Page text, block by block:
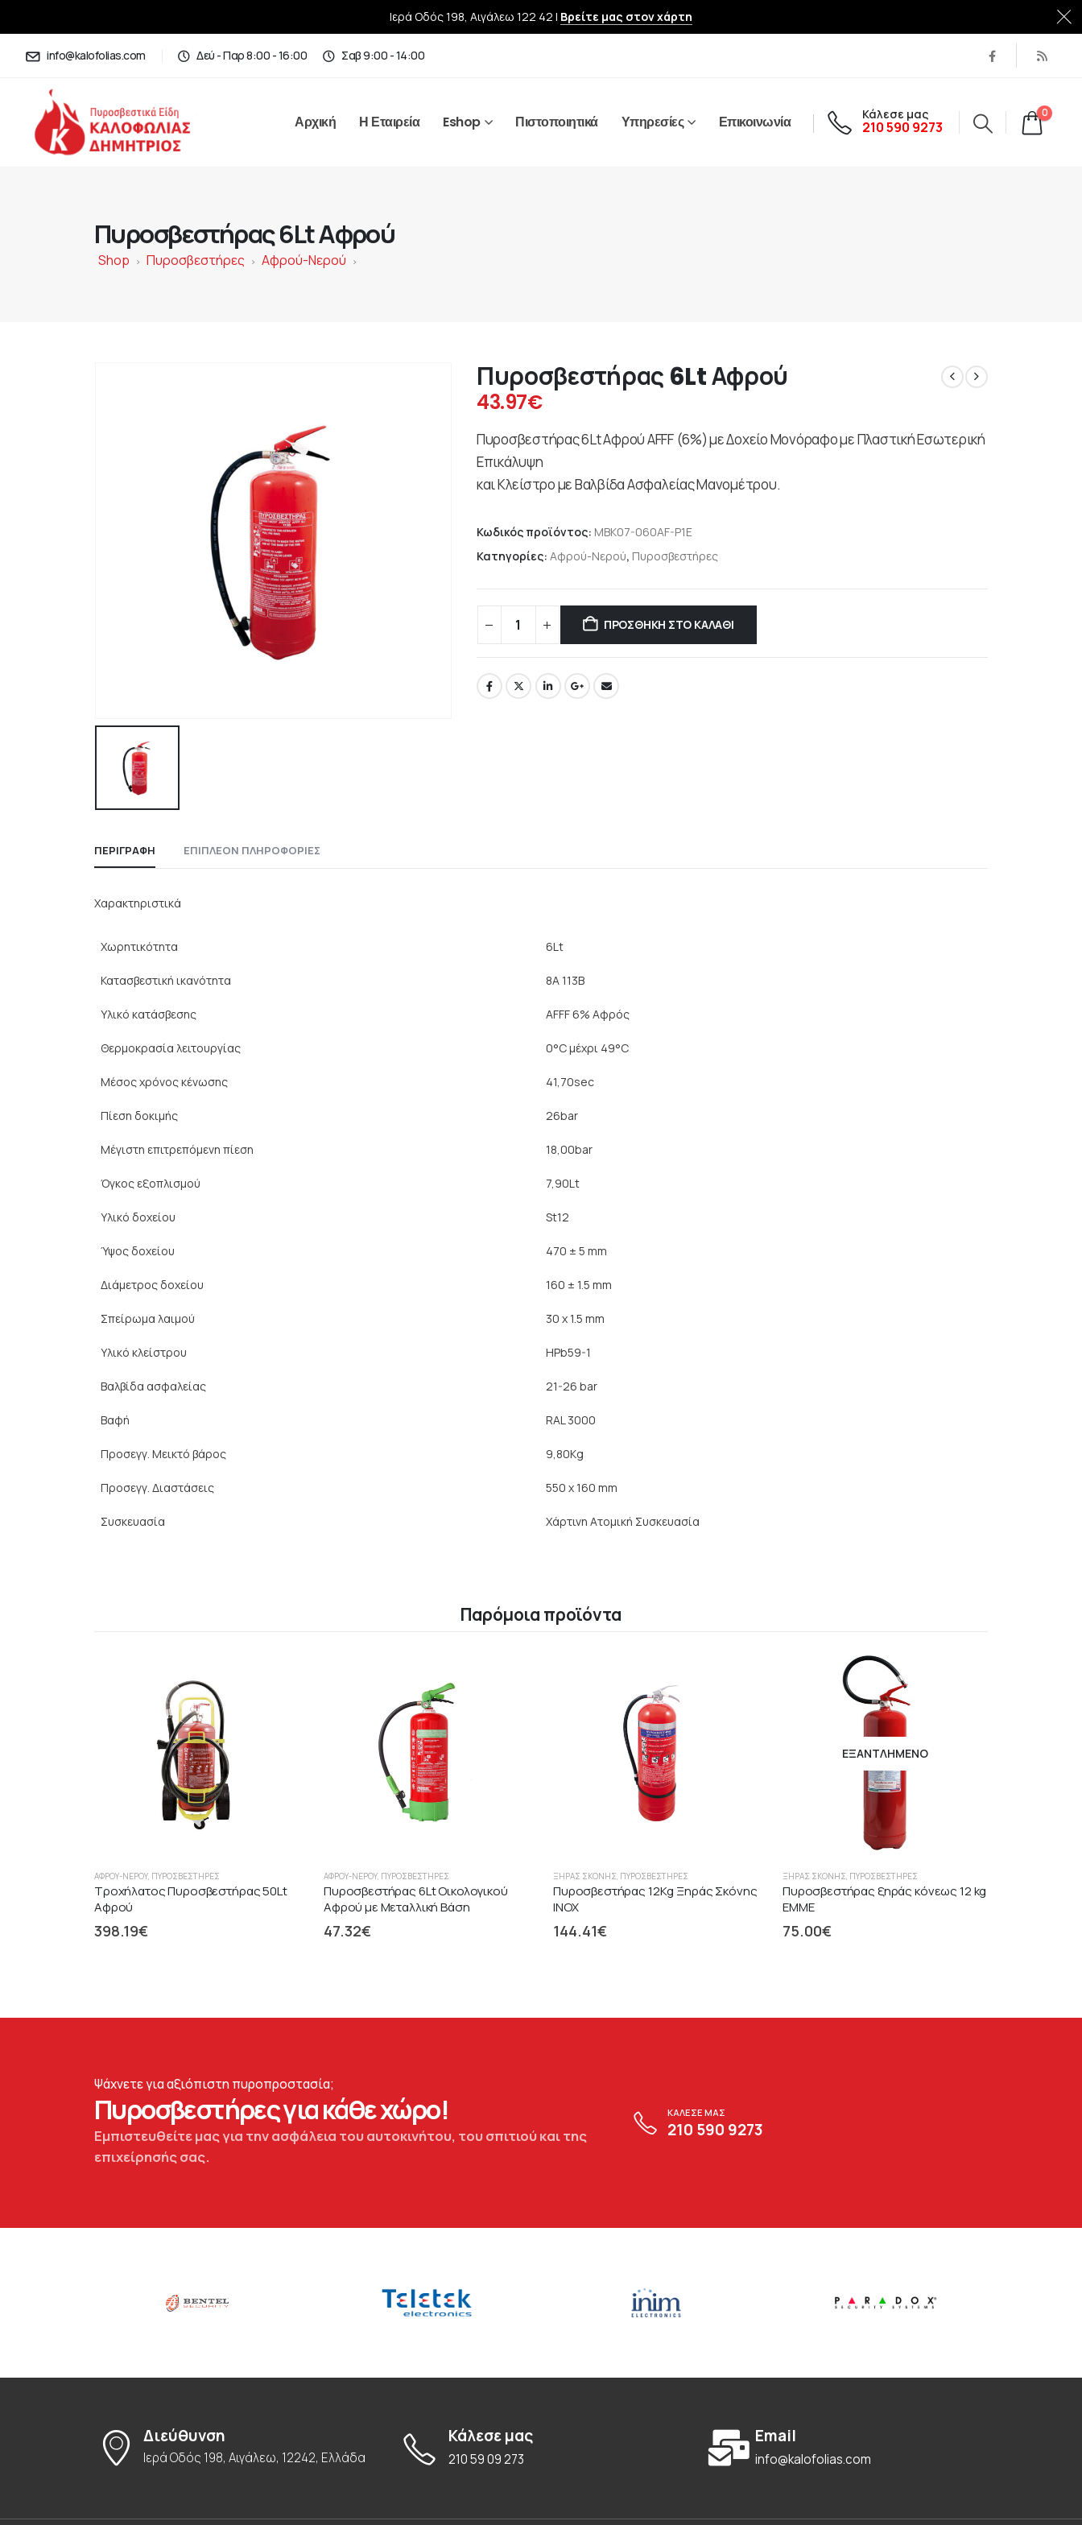
Ιερά Οδός 198, Αιγάλεω 122 42 | Βρείτε μας στον χάρτη
info@kalofolias.com Δεύ - Παρ 8:00 - 16:00 Σαβ 9:00 - 14:00
Αρχική Η Εταιρεία Eshop Πιστοποιητικά Υπηρεσίες Επικοινωνία Κάλεσε μας
210 590 9273
0
Πυροσβεστήρας 6Lt Αφρού
Shop > Πυροσβεστήρες > Αφρού-Νερού >
Πυροσβεστήρας 6Lt Αφρού
43.97€
Πυροσβεστήρας 6Lt Αφρού AFFF (6%) με Δοχείο Μονόραφο με Πλαστική Εσωτερική
Επικάλυψη
και Κλείστρο με Βαλβίδα Ασφαλείας Mανομέτρου.
Κωδικός προϊόντος: MBK07-060AF-P1E
Κατηγορίες: Αφρού-Νερού, Πυροσβεστήρες
ΠΡΟΣΘΉΚΗ ΣΤΟ ΚΑΛΆΘΙ
ΠΕΡΙΓΡΑΦΉ ΕΠΙΠΛΈΟΝ ΠΛΗΡΟΦΟΡΊΕΣ
Χαρακτηριστικά
Χωρητικότητα 6Lt
Κατασβεστική ικανότητα 8A 113B
Υλικό κατάσβεσης AFFF 6% Αφρός
Θερμοκρασία λειτουργίας 0°C μέχρι 49°C
Μέσος χρόνος κένωσης 41,70sec
Πίεση δοκιμής 26bar
Μέγιστη επιτρεπόμενη πίεση 18,00bar
Όγκος εξοπλισμού 7,90Lt
Υλικό δοχείου St12
Ύψος δοχείου 470 ± 5 mm
Διάμετρος δοχείου 160 ± 1.5 mm
Σπείρωμα λαιμού 30 x 1.5 mm
Υλικό κλείστρου HPb59-1
Βαλβίδα ασφαλείας 21-26 bar
Βαφή RAL 3000
Προσεγγ. Μεικτό βάρος 9,80Kg
Προσεγγ. Διαστάσεις 550 x 160 mm
Συσκευασία Χάρτινη Ατομική Συσκευασία
Παρόμοια προϊόντα
ΑΦΡΟΎ-ΝΕΡΟΎ ΠΥΡΟΣΒΕΣΤΉΡΕΣ
Τροχήλατος Πυροσβεστήρας 50Lt
Αφρού
398.19€
ΑΦΡΟΎ-ΝΕΡΟΎ ΠΥΡΟΣΒΕΣΤΉΡΕΣ
Πυροσβεστήρας 6Lt Οικολογικού
Αφρού με Μεταλλική Βάση
47.32€
ΞΉΡΑΣ ΣΚΌΝΗΣ ΠΥΡΟΣΒΕΣΤΉΡΕΣ
Πυροσβεστήρας 12Kg Ξηράς Σκόνης
INOX
144.41€
ΕΞΑΝΤΛΗΜΈΝΟ
ΞΉΡΑΣ ΣΚΌΝΗΣ ΠΥΡΟΣΒΕΣΤΉΡΕΣ
Πυροσβεστήρας ξηράς κόνεως 12 kg
EMME
75.00€
Ψάχνετε για αξιόπιστη πυροπροστασία;
Πυροσβεστήρες για κάθε χώρο!
Εμπιστευθείτε μας για την ασφάλεια του αυτοκινήτου, του σπιτιού και της
επιχείρησής σας.
ΚΑΛΕΣΕ ΜΑΣ
210 590 9273
Διεύθυνση
Ιερά Οδός 198, Αιγάλεω, 12242, Ελλάδα
Κάλεσε μας
210 59 09 273
Email
info@kalofolias.com